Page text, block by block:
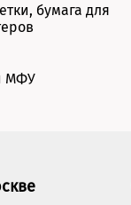
бумага для
МФУ